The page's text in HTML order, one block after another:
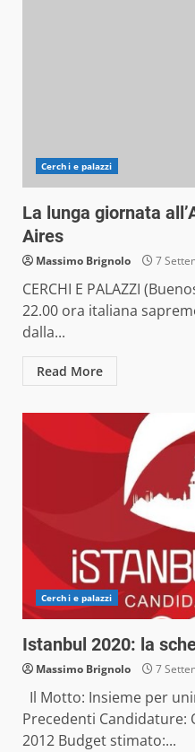
Cerchi e palazzi
La lunga giornata
Aires
Massimo Brignolo 7
CERCHI E PALAZZI
22.00 ora italiana
dalla...
Read More
Cerchi e palazzi
Istanbul 2020: la
Massimo Brignolo 7
Il Motto: Insieme per
Precedenti Candidature:
2012 Budget stimato:...